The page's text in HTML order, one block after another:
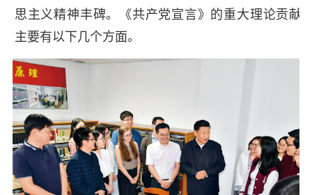
思主义精神丰碑。《共产党宣言》的重大理论贡献
主要有以下几个方面。